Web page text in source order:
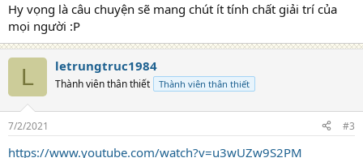
Hy vọng là câu chuyện sẽ mang chút ít tính chất giải trí của
mọi người :P
L letrungtruc1984
Thành viên thân thiết Thành viên thân thiết
7/2/2021 #3
https://www.youtube.com/watch?v=u3wUZw9S2PM